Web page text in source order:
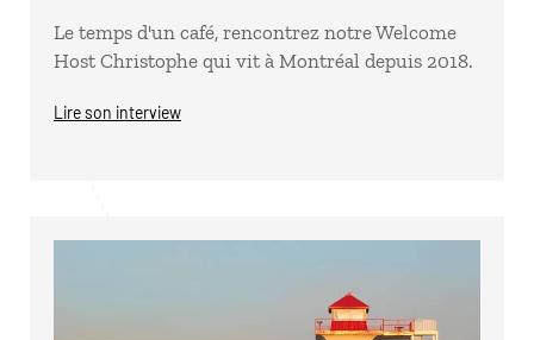
Le temps d'un café, rencontrez notre Welcome
Host Christophe qui vit à Montréal depuis 2018.
Lire son interview